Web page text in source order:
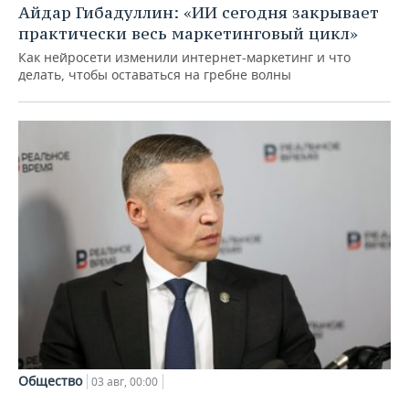
Айдар Гибадуллин: «ИИ сегодня закрывает
практически весь маркетинговый цикл»
Как нейросети изменили интернет-маркетинг и что
делать, чтобы оставаться на гребне волны
Общество 03 авг, 00:00